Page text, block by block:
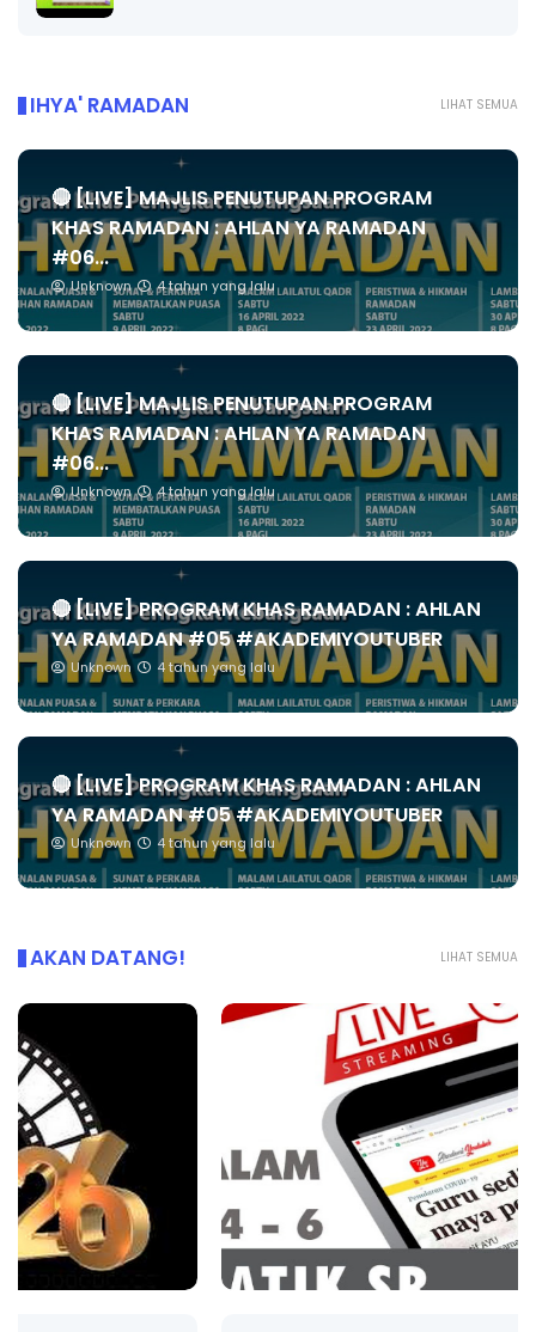
LIHAT SEMUA
IHYA' RAMADAN
🔴 [LIVE] MAJLIS PENUTUPAN PROGRAM
KHAS RAMADAN : AHLAN YA RAMADAN
#06...
Unknown 4 tahun yang lalu
🔴 [LIVE] MAJLIS PENUTUPAN PROGRAM
KHAS RAMADAN : AHLAN YA RAMADAN
#06...
Unknown 4 tahun yang lalu
🔴 [LIVE] PROGRAM KHAS RAMADAN : AHLAN
YA RAMADAN #05 #AKADEMIYOUTUBER
Unknown 4 tahun yang lalu
🔴 [LIVE] PROGRAM KHAS RAMADAN : AHLAN
YA RAMADAN #05 #AKADEMIYOUTUBER
Unknown 4 tahun yang lalu
LIHAT SEMUA
AKAN DATANG!